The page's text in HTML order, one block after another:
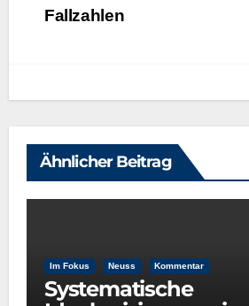
Fallzahlen
Ähnlicher Beitrag
Im Fokus Neuss Kommentar
Systematische